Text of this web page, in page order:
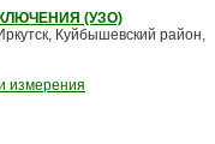
(УЗО)
Куйбышевский район,
измерения